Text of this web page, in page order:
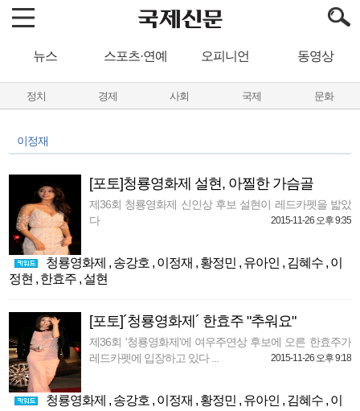
뉴스 스포츠·연예 오피니언 동영상
정치 경제 사회 국제 문화
이정재
[포토]청룡영화제 설현, 아찔한 가슴골
제36회 청룡영화제 신인상 후보 설현이 레드카펫을 밟았
다
2015-11-26 오후 9:35
청룡영화제 , 송강호 , 이정재 , 황정민 , 유아인 , 김혜수 , 이
정현 , 한효주 , 설현
[포토]´청룡영화제´ 한효주 "추워요"
제36회 '청룡영화제'에 여우주연상 후보에 오른 한효주가
레드카펫에 입장하고 있다 ...
2015-11-26 오후 9:18
청룡영화제 , 송강호 , 이정재 , 황정민 , 유아인 , 김혜수 , 이